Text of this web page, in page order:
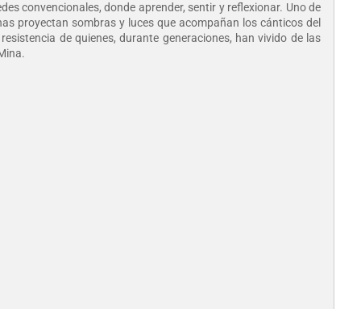
convencionales, donde aprender, sentir y reflexionar. Uno de
proyectan sombras y luces que acompañan los cánticos del
de quienes, durante generaciones, han vivido de las